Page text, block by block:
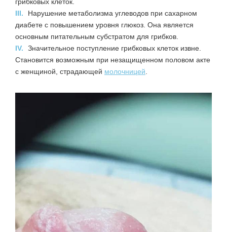
III.
Нарушение метаболизма углеводов при сахарном
диабете с повышением уровня глюкоз. Она является
основным питательным субстратом для грибков.
IV.
Значительное поступление грибковых клеток извне.
Становится возможным при незащищенном половом акте
с женщиной, страдающей молочницей